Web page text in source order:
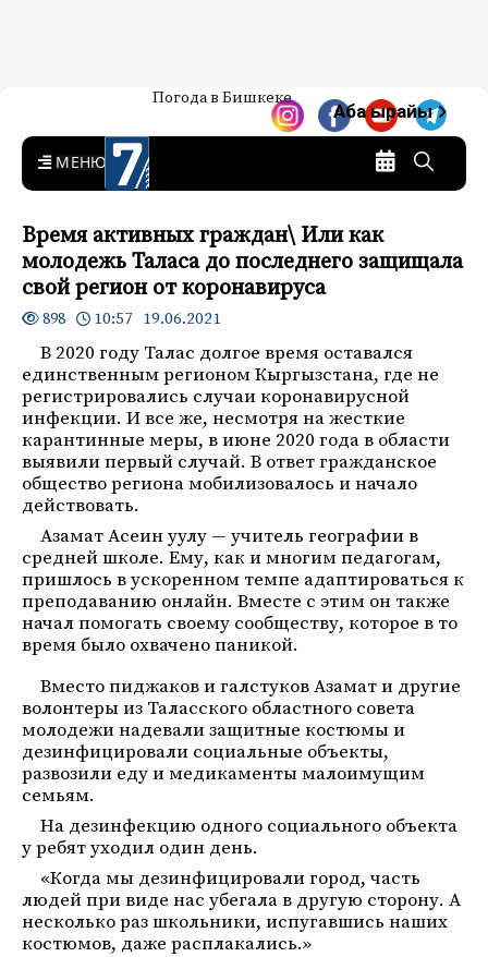
7-канал. Жаңылыктар —
Кыргызстан
Жаңылыктар — Кыргызстан
Погода в Бишкеке
Аба ырайы
MENU
Время активных граждан\ Или как
молодежь Таласа до последнего защищала
свой регион от коронавируса
898 10:57 19.06.2021
В 2020 году Талас долгое время оставался
единственным регионом Кыргызстана, где не
регистрировались случаи коронавирусной
инфекции. И все же, несмотря на жесткие
карантинные меры, в июне 2020 года в области
выявили первый случай. В ответ гражданское
общество региона мобилизовалось и начало
действовать.
Азамат Асеин уулу — учитель географии в
средней школе. Ему, как и многим педагогам,
пришлось в ускоренном темпе адаптироваться к
преподаванию онлайн. Вместе с этим он также
начал помогать своему сообществу, которое в то
время было охвачено паникой.
Вместо пиджаков и галстуков Азамат и другие
волонтеры из Таласского областного совета
молодежи надевали защитные костюмы и
дезинфицировали социальные объекты,
развозили еду и медикаменты малоимущим
семьям.
На дезинфекцию одного социального объекта
у ребят уходил один день.
«Когда мы дезинфицировали город, часть
людей при виде нас убегала в другую сторону. А
несколько раз школьники, испугавшись наших
костюмов, даже расплакались.»